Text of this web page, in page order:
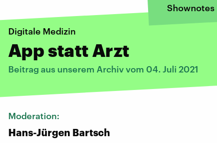
Shownotes
Digitale Medizin
App statt Arzt
Beitrag aus unserem Archiv vom 04. Juli 2021
Moderation:
Hans-Jürgen Bartsch